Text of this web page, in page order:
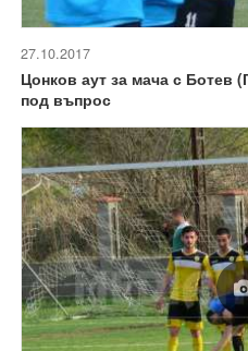
27.10.2017
Цонков аут за мача с Ботев
под въпрос